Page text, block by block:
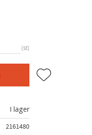
st
Lägg till i
I lager
2161480